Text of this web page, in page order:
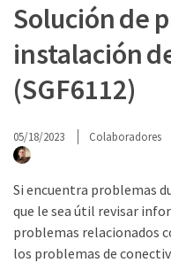
Solución de
instalación
(SGF6112)
05/18/2023 Colaboradores
Si encuentra problemas
que le sea útil revisar
problemas relacionados
los problemas de